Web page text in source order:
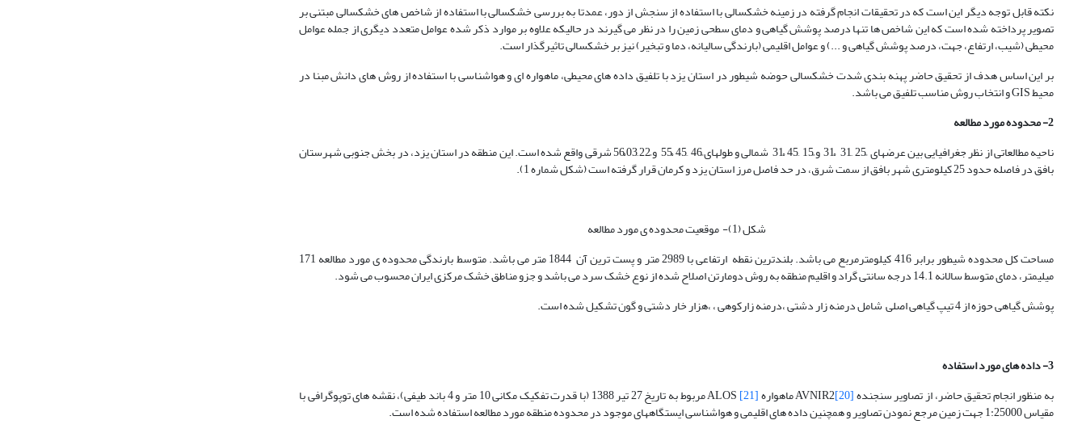
نکته قابل توجه دیگر این است که در تحقیقات انجام گرفته در زمینه خشکسالی با استفاده از سنجش از دور، عمدتا به بررسی خشکسالی با استفاده از شاخص های خشکسالی مبتنی بر
تصویر پرداخته شده است که این شاخص ها تنها درصد پوشش گیاهی و دمای سطحی زمین را در نظر می گیرند در حالیکه علاوه بر موارد ذکر شده عوامل متعدد دیگری از جمله عوامل
محیطی (شیب، ارتفاع، جهت، درصد پوشش گیاهی و ...) و عوامل اقلیمی (بارندگی سالیانه، دما و تبخیر) نیز بر خشکسالی تاثیرگذار است.
بر این اساس هدف از تحقیق حاضر پهنه بندی شدت خشکسالی حوضه شیطور در استان یزد با تلفیق داده های محیطی، ماهواره ای و هواشناسی با استفاده از روش های دانش مبنا در
محیط GIS و انتخاب روش مناسب تلفیق می باشد.
2- محدوده مورد مطالعه
ناحیه مطالعاتی از نظر جغرافیایی بین عرضهای ً25 َ31 ْ31 و ً15 َ45 ْ31 شمالی و طولهای ً46 َ45 ْ55 و ً22 َ03 ْ56 شرقی واقع شده است. این منطقه در استان یزد، در بخش جنوبی شهرستان
بافق در فاصله حدود 25 کیلومتری شهر بافق از سمت شرق، در حد فاصل مرز استان یزد و کرمان قرار گرفته است (شکل شماره 1).
شکل (1)- موقعیت محدوده ی مورد مطالعه
مساحت کل محدوده شیطور برابر 416 کیلومترمربع می باشد. بلندترین نقطه ارتفاعی با 2989 متر و پست ترین آن 1844 متر می باشد. متوسط بارندگی محدوده ی مورد مطالعه 171
میلیمتر، دمای متوسط سالانه 14.1 درجه سانتی گراد و اقلیم منطقه به روش دومارتن اصلاح شده از نوع خشک سرد می باشد و جزو مناطق خشک مرکزی ایران محسوب می شود.
پوشش گیاهی حوزه از 4 تیپ گیاهی اصلی شامل درمنه زار دشتی ،درمنه زارکوهی ، ،هزار خار دشتی و گون تشکیل شده است.
3- داده های مورد استفاده
به منظور انجام تحقیق حاضر، از تصاویر سنجنده AVNIR2[20] ماهواره ALOS[21] مربوط به تاریخ 27 تیر 1388 (با قدرت تفکیک مکانی 10 متر و 4 باند طیفی)، نقشه های توپوگرافی با
مقیاس 1:25000 جهت زمین مرجع نمودن تصاویر و همچنین داده های اقلیمی و هواشناسی ایستگاههای موجود در محدوده منطقه مورد مطالعه استفاده شده است.